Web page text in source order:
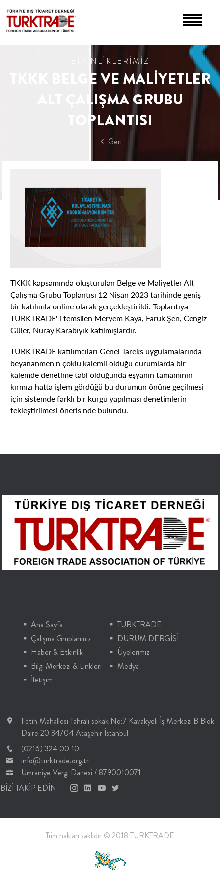
ETKİNLİKLERİMİZ
TKKK BELGE VE MALİYETLER
ALT ÇALIŞMA GRUBU
TOPLANTISI
Geri
TKKK kapsamında oluşturulan Belge ve Maliyetler Alt
Çalışma Grubu Toplantısı 12 Nisan 2023 tarihinde geniş
bir katılımla online olarak gerçekleştirildi. Toplantıya
TURKTRADE' i temsilen Meryem Kaya, Faruk Şen, Cengiz
Güler, Nuray Karabıyık katılmışlardır.
TURKTRADE katılımcıları Genel Tareks uygulamalarında
beyananmenin çoklu kalemli olduğu durumlarda bir
kalemde denetime tabi olduğunda eşyanın tamamının
kırmızı hatta işlem gördüğü bu durumun önüne geçilmesi
için sistemde farklı bir kurgu yapılması denetimlerin
tekleştirilmesi önerisinde bulundu.
Ana Sayfa
TURKTRADE
Çalışma Gruplarımız
DURUM DERGİSİ
Haber & Etkinlik
Üyelerimiz
Bilgi Merkezi & Linkleri
Medya
İletişim
Fetih Mahallesi Tahralı sokak No:7 Kavakyeli İş Merkezi B Blok
Daire 20 34704 Ataşehir İstanbul
(0216) 324 00 10
info@turktrade.org.tr
Ümraniye Vergi Dairesi / 8790010071
BİZİ TAKİP EDİN
Tüm hakları saklıdır © 2018 TURKTRADE